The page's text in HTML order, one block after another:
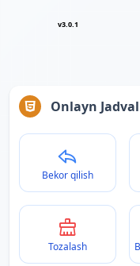
v3.0.1
Onlayn
Bekor qilish
Tozalash